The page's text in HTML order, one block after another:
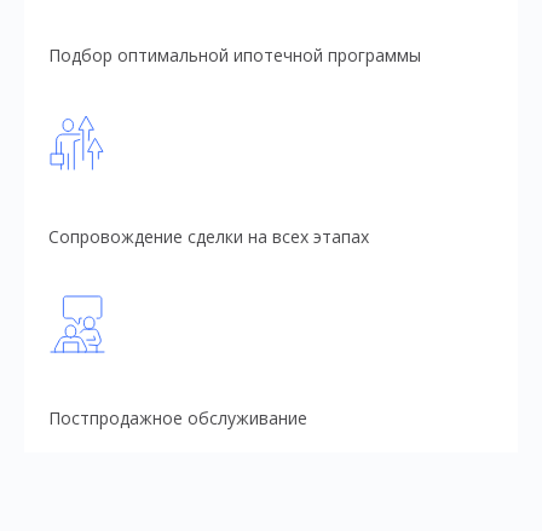
Подбор оптимальной ипотечной программы
Сопровождение сделки на всех этапах
Постпродажное обслуживание